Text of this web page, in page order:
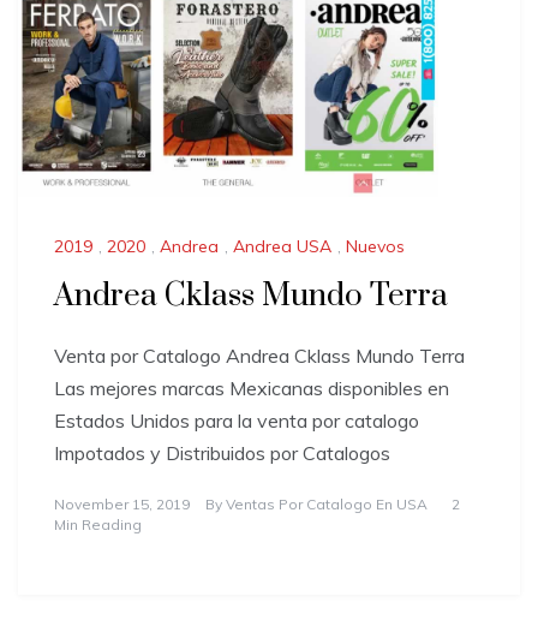
2019 , 2020 , Andrea , Andrea USA , Nuevos
Andrea Cklass Mundo Terra
Venta por Catalogo Andrea Cklass Mundo Terra
Las mejores marcas Mexicanas disponibles en
Estados Unidos para la venta por catalogo
Impotados y Distribuidos por Catalogos
November 15, 2019 By Ventas Por Catalogo En USA
2
Min Reading